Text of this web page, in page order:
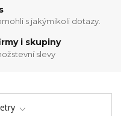
s jakýmikoli dotazy.
i skupiny
slevy